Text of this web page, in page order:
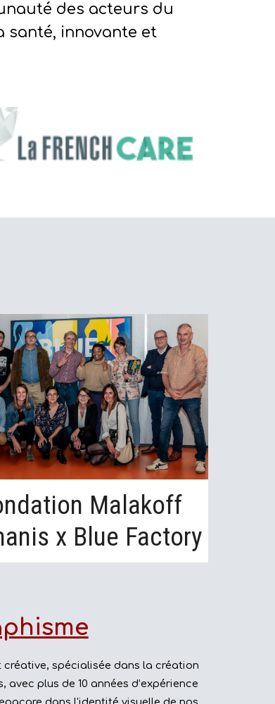
des acteurs du
santé, innovante et
Malakoff
x Blue Factory
créative, spécialisée dans la création
avec plus de 10 années d’expérience